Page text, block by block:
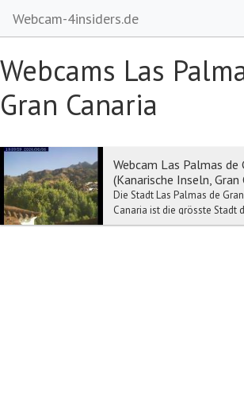
Webcam-4insiders.de
Webcams Las
Gran Canaria
Webcam Las Palmas de
(Kanarische Inseln, Gran
Die Stadt Las Palmas de
Canaria ist die grösste Stadt
Las Palmas de Gran Canaria